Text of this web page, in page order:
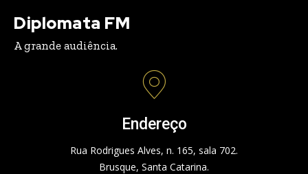
Diplomata FM
A grande audiência.
Endereço
Rua Rodrigues Alves, n. 165, sala 702.
Brusque, Santa Catarina.